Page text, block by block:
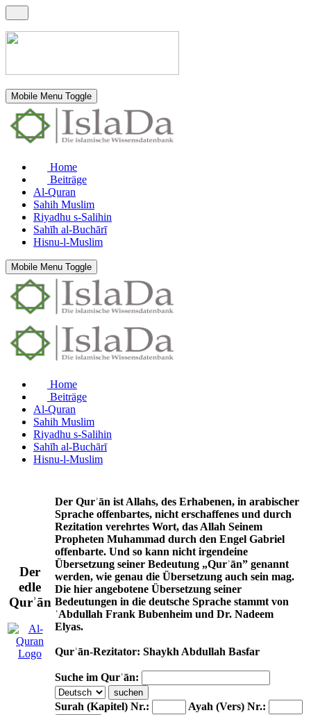
Mobile Menu Toggle
Home
Beiträge
Al-Quran
Sahih Muslim
Riyadhu s-Salihin
Sahīh al-Buchārī
Hisnu-l-Muslim
Mobile Menu Toggle
Home
Beiträge
Al-Quran
Sahih Muslim
Riyadhu s-Salihin
Sahīh al-Buchārī
Hisnu-l-Muslim
Der
edle
Qurʾān
Der Qurʾān ist Allahs, des Erhabenen, in arabischer
Sprache offenbartes, nicht erschaffenes und durch
Rezitation verehrtes Wort, das Allah Seinem
Propheten Muhammad durch den Engel Gabriel
offenbarte. Und so kann nicht irgendeine
Übersetzung seiner Bedeutung „Qurʾān” genannt
werden, wie genau die Übersetzung auch sein mag.
Die hier angebotene Übersetzung seiner
Bedeutungen in die deutsche Sprache stammt von
ʿAbdullah Frank Bubenheim und Dr. Nadeem
Elyas.
Qurʾān-Rezitator: Shaykh Abdullah Basfar
Suche im Qurʾān:
Surah (Kapitel) Nr.: Ayah (Vers) Nr.: